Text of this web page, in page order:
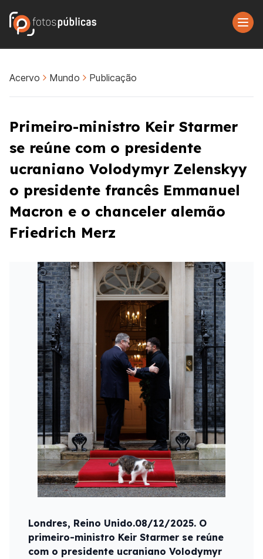
Acervo Mundo Publicação
Primeiro-ministro Keir Starmer
se reúne com o presidente
ucraniano Volodymyr Zelenskyy
o presidente francês Emmanuel
Macron e o chanceler alemão
Friedrich Merz
Londres, Reino Unido.08/12/2025. O
primeiro-ministro Keir Starmer se reúne
com o presidente ucraniano Volodymyr